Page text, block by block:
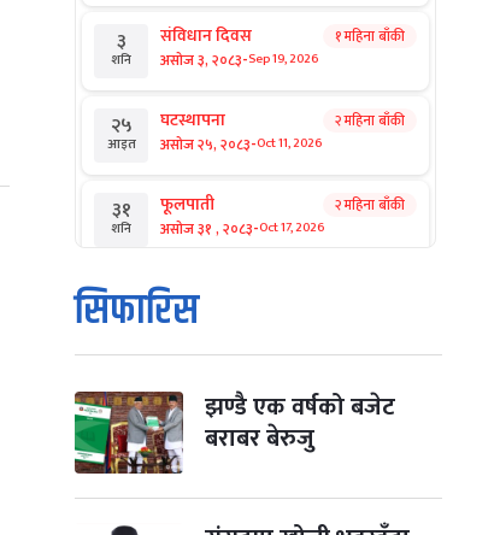
३
शनि
संविधान दिवस
असोज ३, २०८३-Sep 19, 2026
१ महिना बाँकी
२५
आइत
घटस्थापना
असोज २५, २०८३-Oct 11, 2026
२ महिना बाँकी
३१
शनि
फूलपाती
असोज ३१ , २०८३-Oct 17, 2026
२ महिना बाँकी
१
आइत
कार्तिक सङ्क्रान्ति
कार्तिक १, २०८३
मंगल कार्तिक ३, २०८३ -Oct 20, 2026
४ विजयादशमी
कार्तिक ४, २०८३
सिफारिस
झण्डै एक वर्षको बजेट
बराबर बेरुजु